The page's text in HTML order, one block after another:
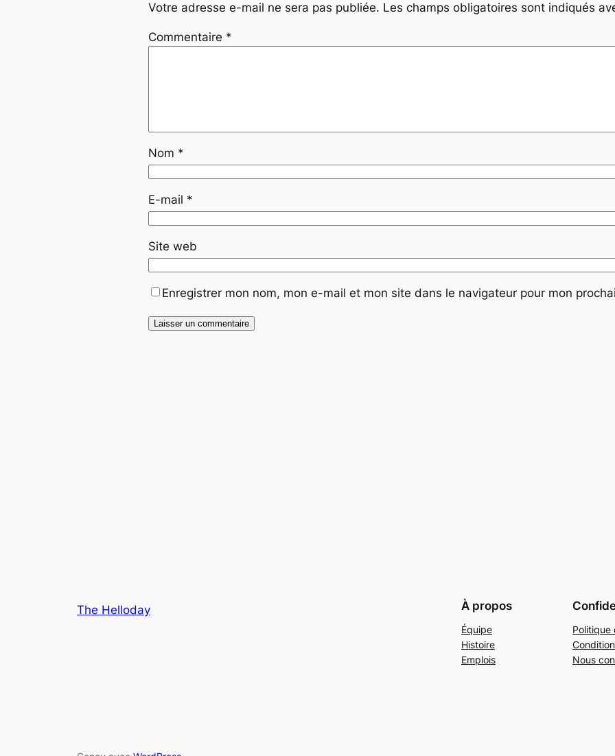
Votre adresse e-mail ne sera pas publiée. Les champs obligatoires sont indiqués
Commentaire *
Nom *
E-mail *
Site web
Enregistrer mon nom, mon e-mail et mon site dans le navigateur pour mon
The Helloday À propos
Équipe
Histoire
Emplois
Politique
Nous